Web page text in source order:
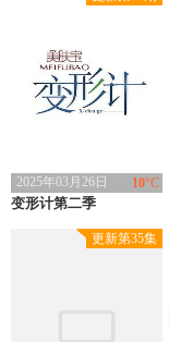
10°C
变形计第二季
2025年03月26日
类型：大陆综艺
2007
更新第35集